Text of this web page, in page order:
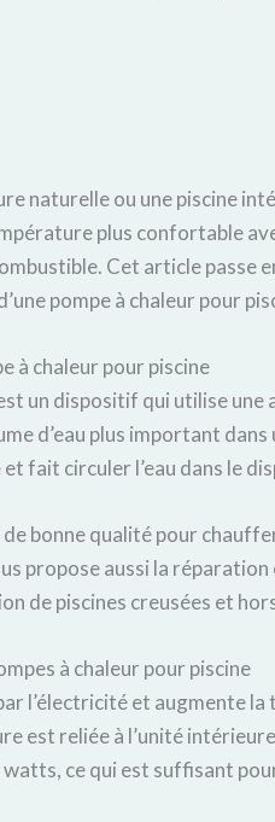
naturelle ou une piscine
plus confortable
Cet article passe
pompe à chaleur pour
à chaleur pour piscine
un dispositif qui utilise une
d’eau plus important dans
fait circuler l’eau dans le
bonne qualité pour
propose aussi la
de piscines creusées et
à chaleur pour piscine
l’électricité et augmente la
est reliée à l’unité
watts, ce qui est suffisant